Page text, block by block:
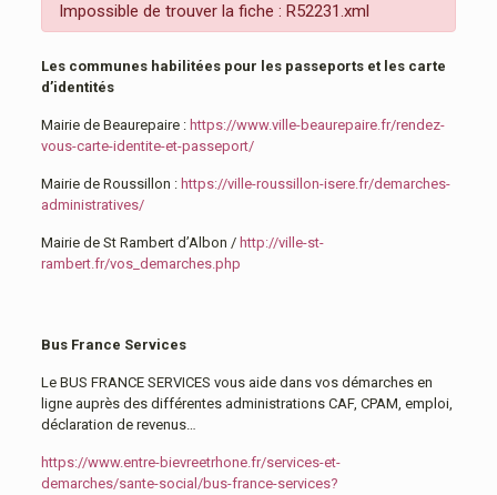
Impossible de trouver la fiche : R52231.xml
Les communes habilitées pour les passeports et les carte
d’identités
Mairie de Beaurepaire : https://www.ville-beaurepaire.fr/rendez-
vous-carte-identite-et-passeport/
Mairie de Roussillon : https://ville-roussillon-isere.fr/demarches-
administratives/
Mairie de St Rambert d’Albon / http://ville-st-
rambert.fr/vos_demarches.php
Bus France Services
Le BUS FRANCE SERVICES vous aide dans vos démarches en
ligne auprès des différentes administrations CAF, CPAM, emploi,
déclaration de revenus…
https://www.entre-bievreetrhone.fr/services-et-
demarches/sante-social/bus-france-services?